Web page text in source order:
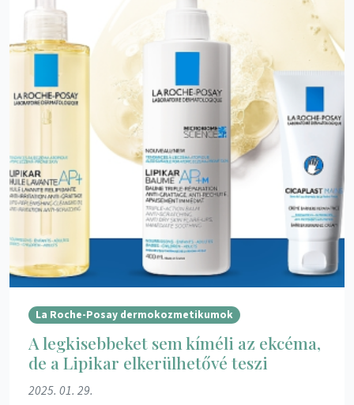
La Roche-Posay dermokozmetikumok
A legkisebbeket sem kíméli az ekcéma,
de a Lipikar elkerülhetővé teszi
2025. 01. 29.